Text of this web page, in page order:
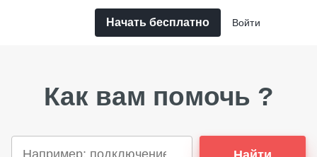
Начать бесплатно Войти
Как вам помочь ?